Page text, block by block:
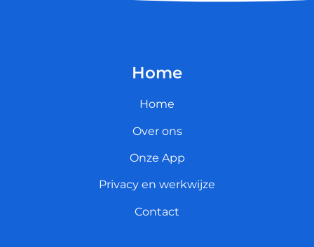
Home
Home
Over ons
Onze App
Privacy en werkwijze
Contact